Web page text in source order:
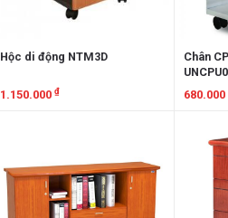
Hộc di động NTM3D
1.150.000 ₫
Chân
680.000